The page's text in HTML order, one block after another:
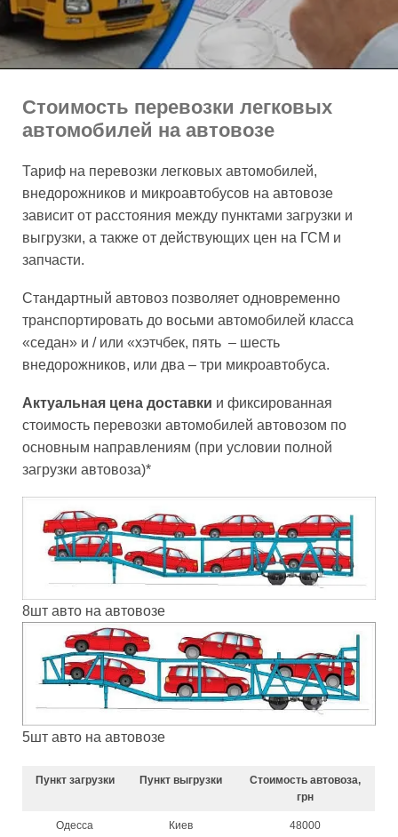
Стоимость перевозки легковых
автомобилей на автовозе
Тариф на перевозки легковых автомобилей,
внедорожников и микроавтобусов на автовозе
зависит от расстояния между пунктами загрузки и
выгрузки, а также от действующих цен на ГСМ и
запчасти.
Стандартный автовоз позволяет одновременно
транспортировать до восьми автомобилей класса
«седан» и / или «хэтчбек, пять – шесть
внедорожников, или два – три микроавтобуса.
Актуальная цена доставки и фиксированная
стоимость перевозки автомобилей автовозом по
основным направлениям (при условии полной
загрузки автовоза)*
8шт авто на автовозе
5шт авто на автовозе
Пункт загрузки Пункт выгрузки
Стоимость автовоза,
грн
Одесса Киев 48000